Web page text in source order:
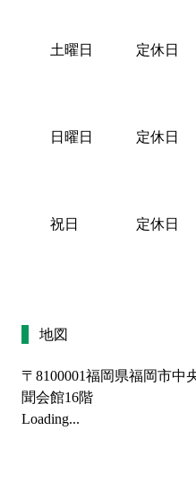
土曜日
日曜日
祝日
定休日
定休日
定休日
地図
〒8100001福岡県福岡市中
聞会館16階
Loading...